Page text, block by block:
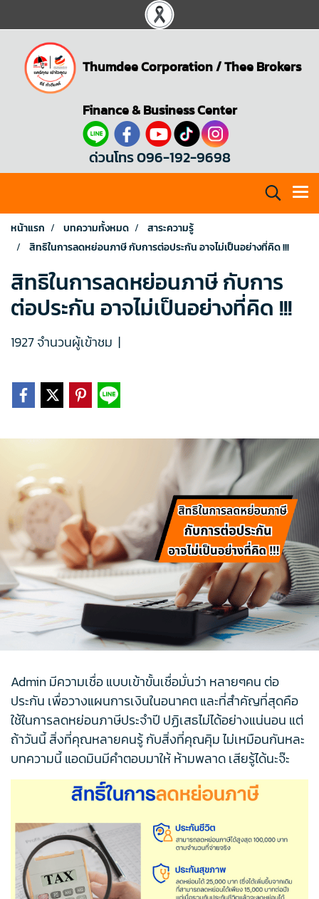
Thumdee Corporation/Thee Brokers
Finance & Business Center
ด่วนโทร 096-192-9698
หน้าแรก บทความทั้งหมด
สาระความรู้
สิทธิในการลดหย่อนภาษี กับการต่อประกัน อาจไม่เป็นอย่างที่คิด !!!
สิทธิในการลดหย่อนภาษี กับการ
ต่อประกัน อาจไม่เป็นอย่างที่คิด !!!
1927 จำนวนผู้เข้าชม |
Admin มีความเชื่อ แบบเข้าขั้นเชื่อมั่นว่า หลายๆคน ต่อ
ประกัน เพื่อวางแผนการเงินในอนาคต และที่สำคัญที่สุดคือ
ใช้ในการลดหย่อนภาษีประจำปี ปฏิเสธไม่ได้อย่างแน่นอน แต่
ถ้าวันนี้ สิ่งที่คุณหลายคนรู้ กับสิ่งที่คุณคุิม ไม่เหมือนกันหละ
บทความนี้ แอดมินมีคำตอบมาให้ ห้ามพลาด เสียรู้ได้นะจ๊ะ